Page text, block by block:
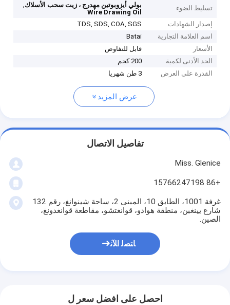
تسليط الضوء بولي أيزوبوتين مهدرج ، زيت سحب الأسلاك,
Wire Drawing Oil
إصدار الشهادات
TDS, SDS, COA, SGS
اسم العلامة التجارية
Batai
الأسعار
قابل للتفاوض
الحد الأدنى لكمية
200 كجم
القدرة على العرض
3 طن شهريا
عرض المزيد
تفاصيل الاتصال
Miss. Glenice
+86 15766247198
غرفة 1001، الطابق 10، المبنى 2، ساحة شينوانغ، رقم 132
شارع يينغبن، منطقة هوادو، قوانغتشو، مقاطعة قوانغدونغ،
الصين.
ﺎﺘﺼﻟ ﺍﻶﻧ
احصل على افضل سعر ل